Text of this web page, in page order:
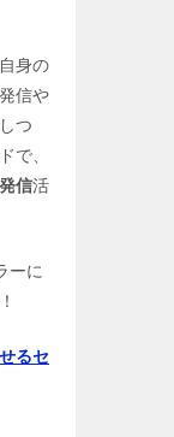
身の
信や
つ
で、
信活
ーに
るセ